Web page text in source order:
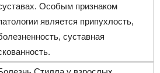
Особым признаком
является припухлость,
суставная